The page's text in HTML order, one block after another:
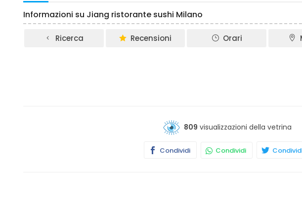
Informazioni su Jiang ristorante sushi Milano
Ricerca Recensioni Orari
809 visualizzazioni della vetrina
Condividi Condividi